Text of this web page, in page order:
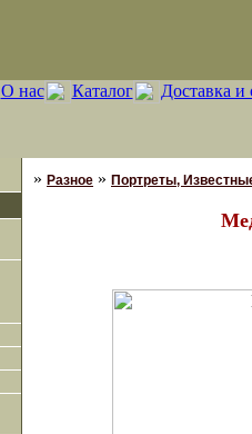
О нас Каталог Доставка и
» Разное » Портреты,